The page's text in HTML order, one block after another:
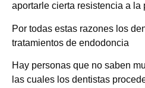
aportarle cierta resistencia a la
Por todas estas razones los
tratamientos de endodoncia
Hay personas que no saben
las cuales los dentistas